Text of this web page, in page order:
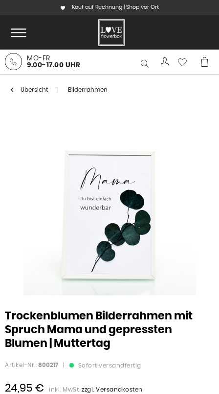
Kauf auf Rechnung | Shop vor Ort
MO-FR
9.00-17.00 UHR
Übersicht Bilderrahmen
Trockenblumen Bilderrahmen mit
Spruch Mama und gepressten
Blumen | Muttertag
Artikel-Nr.: 800217 Sofort versandfertig
24,95 € inkl. MwSt. zzgl. Versandkosten